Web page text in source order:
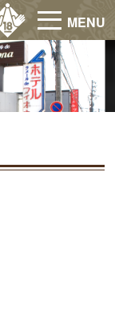
MENU